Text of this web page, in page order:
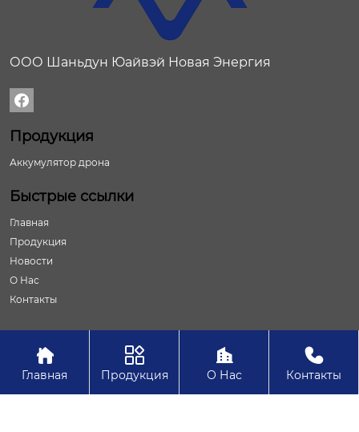
ООО Шаньдун Юайвэй Новая Энергия

Продукция
Аккумулятор дрона
Быстрые ссылки
Главная
Продукция
Новости
О Нас
Контакты
Авторское право©ООО Шаньдун Юайвэй Новая Энергия

Главная

Продукция

О Нас

Контакты